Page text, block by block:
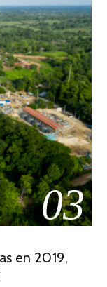
03
en 2019,